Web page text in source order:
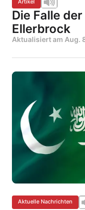
Die Falle
Ellerbrock
Aktualisiert am Aug.
Aktuelle Nachrichten